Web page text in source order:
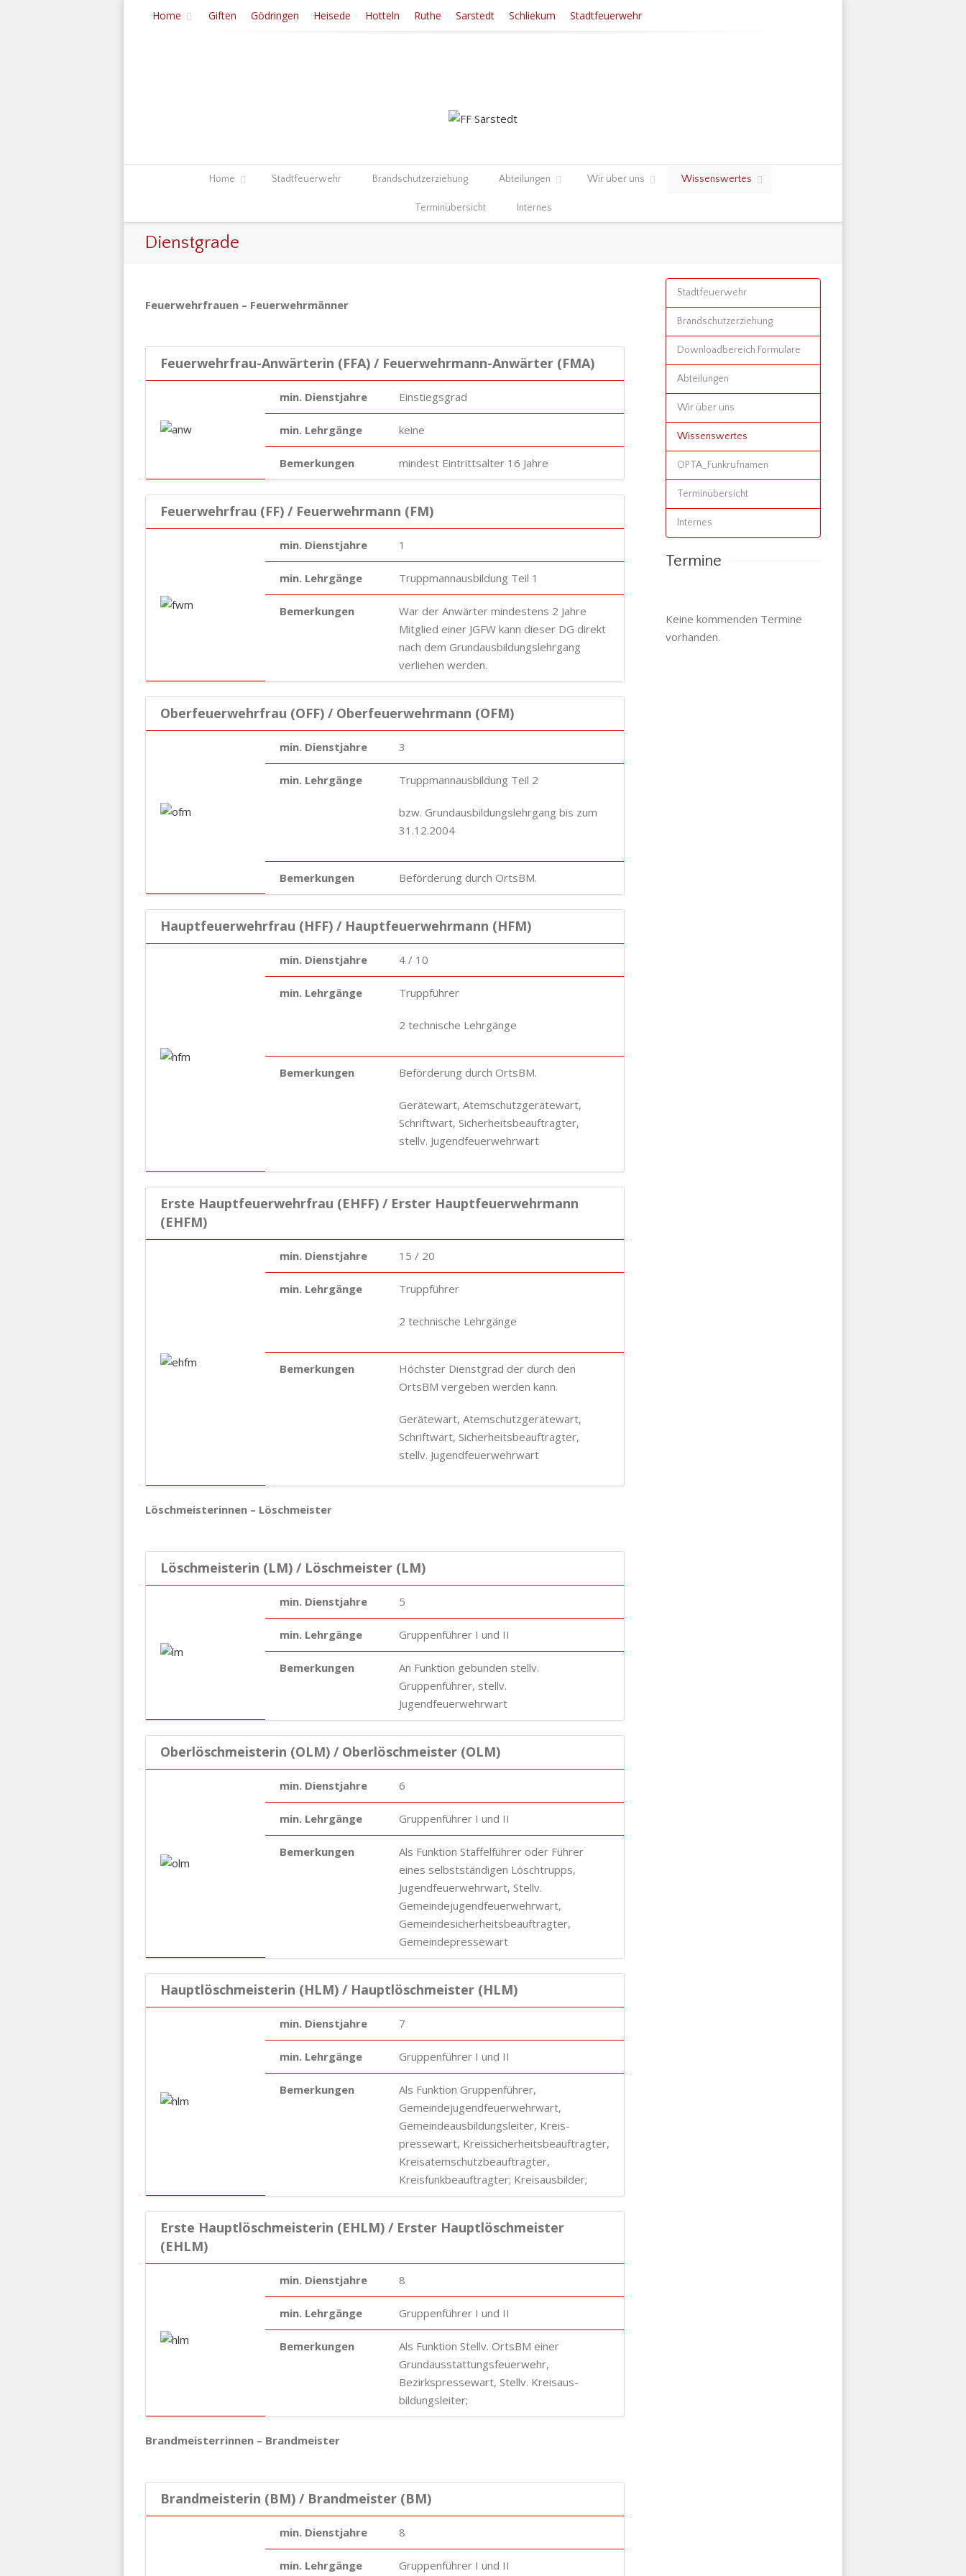
Home Giften Gödringen Heisede Hotteln Ruthe Sarstedt Schliekum Stadtfeuerwehr
Home Stadtfeuerwehr Brandschutzerziehung Abteilungen Wir über uns Wissenswertes
Terminübersicht Internes
Dienstgrade
Feu­er­wehr­frau­en – Feu­er­wehr­män­ner
Feuerwehrfrau-Anwärterin (FFA) / Feuerwehrmann-Anwärter (FMA)
min. Dienstjahre Einstiegsgrad
min. Lehrgänge keine
Bemerkungen mindest Eintrittsalter 16 Jahre
Feuerwehrfrau (FF) / Feuerwehrmann (FM)
min. Dienstjahre 1
min. Lehrgänge Truppmannausbildung Teil 1
Bemerkungen
War der Anwärter mindestens 2 Jahre
Mitglied einer JGFW kann dieser DG direkt
nach dem Grundausbildungslehrgang
verliehen werden.
Oberfeuerwehrfrau (OFF) / Oberfeuerwehrmann (OFM)
min. Dienstjahre 3
min. Lehrgänge Truppmannausbildung Teil 2
bzw. Grundausbildungslehrgang bis zum
31.12.2004
Bemerkungen Beförderung durch OrtsBM.
Hauptfeuerwehrfrau (HFF) / Hauptfeuerwehrmann (HFM)
min. Dienstjahre 4 / 10
min. Lehrgänge Truppführer
2 technische Lehrgänge
Bemerkungen Beförderung durch OrtsBM.
Gerätewart, Atemschutzgerätewart,
Schriftwart, Sicherheitsbeauftragter,
stellv. Jugendfeuerwehrwart
Erste Hauptfeuerwehrfrau (EHFF) / Erster Hauptfeuerwehrmann
(EHFM)
min. Dienstjahre 15 / 20
min. Lehrgänge Truppführer
2 technische Lehrgänge
Bemerkungen
Höchster Dienstgrad der durch den
OrtsBM vergeben werden kann.
Gerätewart, Atemschutzgerätewart,
Schriftwart, Sicherheitsbeauftragter,
stellv. Jugendfeuerwehrwart
Löschmeisterinnen – Löschmeister
Löschmeisterin (LM) / Löschmeister (LM)
min. Dienstjahre 5
min. Lehrgänge Gruppenführer I und II
Bemerkungen
An Funktion gebunden stellv.
Gruppenführer, stellv.
Jugendfeuerwehrwart
Oberlöschmeisterin (OLM) / Oberlöschmeister (OLM)
min. Dienstjahre 6
min. Lehrgänge Gruppenführer I und II
Bemerkungen
Als Funktion Staffelführer oder Führer
eines selbstständigen Löschtrupps,
Jugendfeuerwehrwart, Stellv.
Gemeindejugendfeuerwehrwart,
Gemeindesicherheitsbeauftragter,
Gemeindepressewart
Hauptlöschmeisterin (HLM) / Hauptlöschmeister (HLM)
min. Dienstjahre 7
min. Lehrgänge Gruppenführer I und II
Bemerkungen
Als Funktion Gruppenführer,
Gemeindejugendfeuerwehrwart,
Gemeindeausbildungsleiter, Kreis-
pressewart, Kreissicherheitsbeauftragter,
Kreisatemschutzbeauftragter,
Kreisfunkbeauftragter; Kreisausbilder;
Erste Hauptlöschmeisterin (EHLM) / Erster Hauptlöschmeister
(EHLM)
min. Dienstjahre 8
min. Lehrgänge Gruppenführer I und II
Bemerkungen
Als Funktion Stellv. OrtsBM einer
Grundausstattungsfeuerwehr,
Bezirkspressewart, Stellv. Kreisaus-
bildungsleiter;
Brandmeisterrinnen – Brandmeister
Brandmeisterin (BM) / Brandmeister (BM)
min. Dienstjahre 8
min. Lehrgänge Gruppenführer I und II
Stadtfeuerwehr
Brandschutzerziehung
Downloadbereich Formulare
Abteilungen
Wir über uns
Wissenswertes
OPTA_Funkrufnamen
Terminübersicht
Internes
Termine
Keine kommenden Termine
vorhanden.